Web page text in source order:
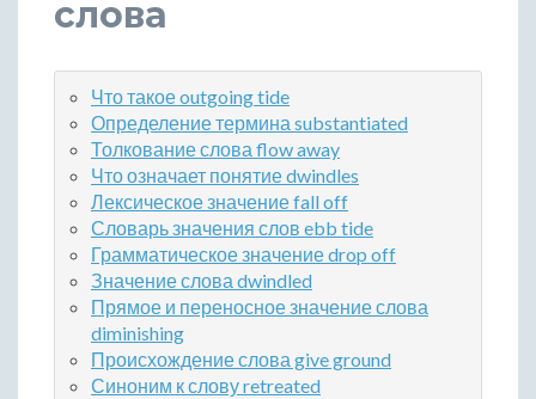
слова
Что такое outgoing tide
Определение термина substantiated
Толкование слова flow away
Что означает понятие dwindles
Лексическое значение fall off
Словарь значения слов ebb tide
Грамматическое значение drop off
Значение слова dwindled
Прямое и переносное значение слова
diminishing
Происхождение слова give ground
Синоним к слову retreated